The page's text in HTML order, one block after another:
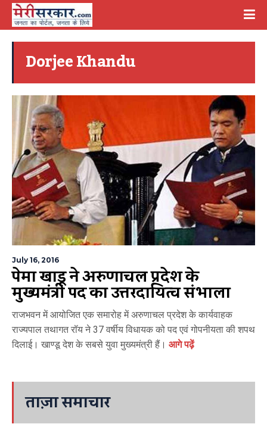
Dorjee Khandu
July 16, 2016
पेमा खाण्डू ने अरुणाचल प्रदेश के
मुख्यमंत्री पद का उत्तरदायित्व संभाला
राजभवन में आयोजित एक समारोह में अरुणाचल प्रदेश के कार्यवाहक
राज्यपाल तथागत रॉय ने 37 वर्षीय विधायक को पद एवं गोपनीयता की शपथ
दिलाई। खाण्डू देश के सबसे युवा मुख्यमंत्री हैं। आगे पढ़ें
ताज़ा समाचार